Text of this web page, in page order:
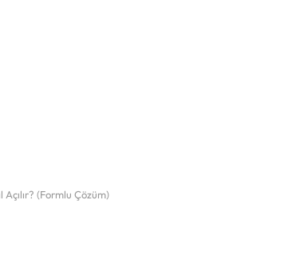
(Formlu Çözüm)